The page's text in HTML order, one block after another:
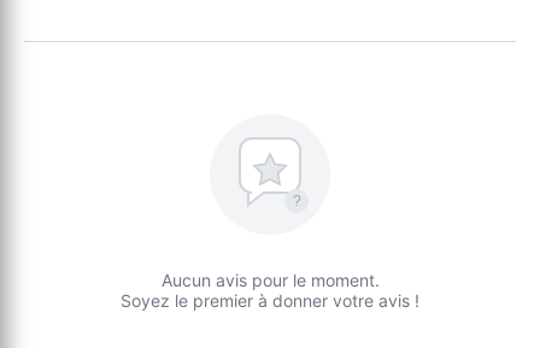
?
Aucun avis pour le moment.
Soyez le premier à donner votre avis !